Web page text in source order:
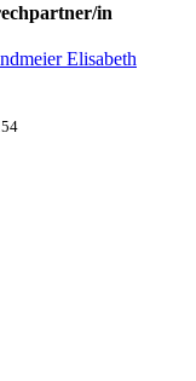
in
Elisabeth